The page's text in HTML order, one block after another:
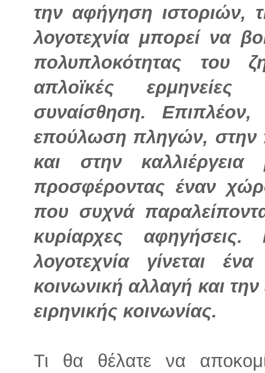
την αφήγηση ιστοριών,
λογοτεχνία μπορεί να
πολυπλοκότητας του
απλοϊκές
συναίσθηση.
επούλωση πληγών, στην
και στην καλλιέργεια
προσφέροντας έναν
που συχνά
κυρίαρχες
λογοτεχνία γίνεται
κοινωνική αλλαγή και την
ειρηνικής κοινωνίας.
Τι θα θέλατε να